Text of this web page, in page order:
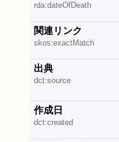
rda:dateOfDeath
関連リンク
skos:exactMatch
出典
dct:source
作成日
dct:created